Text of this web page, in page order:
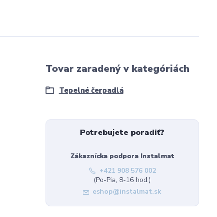
Tovar zaradený v kategóriách
Tepelné čerpadlá
Potrebujete poradiť?
Zákaznícka podpora Instalmat
+421 908 576 002
(Po-Pia, 8-16 hod.)
eshop@instalmat.sk